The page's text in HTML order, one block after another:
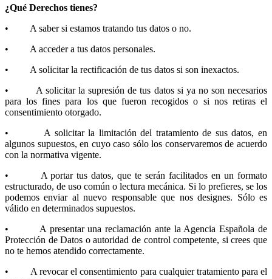
¿Qué Derechos tienes?
• A saber si estamos tratando tus datos o no.
• A acceder a tus datos personales.
• A solicitar la rectificación de tus datos si son inexactos.
• A solicitar la supresión de tus datos si ya no son necesarios
para los fines para los que fueron recogidos o si nos retiras el
consentimiento otorgado.
• A solicitar la limitación del tratamiento de sus datos, en
algunos supuestos, en cuyo caso sólo los conservaremos de acuerdo
con la normativa vigente.
• A portar tus datos, que te serán facilitados en un formato
estructurado, de uso común o lectura mecánica. Si lo prefieres, se los
podemos enviar al nuevo responsable que nos designes. Sólo es
válido en determinados supuestos.
• A presentar una reclamación ante la Agencia Española de
Protección de Datos o autoridad de control competente, si crees que
no te hemos atendido correctamente.
• A revocar el consentimiento para cualquier tratamiento para el